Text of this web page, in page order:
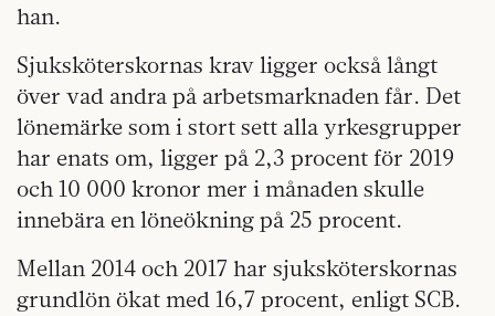
han.
Sjuksköterskornas krav ligger också långt
över vad andra på arbetsmarknaden får. Det
lönemärke som i stort sett alla yrkesgrupper
har enats om, ligger på 2,3 procent för 2019
och 10 000 kronor mer i månaden skulle
innebära en löneökning på 25 procent.
Mellan 2014 och 2017 har sjuksköterskornas
grundlön ökat med 16,7 procent, enligt SCB.